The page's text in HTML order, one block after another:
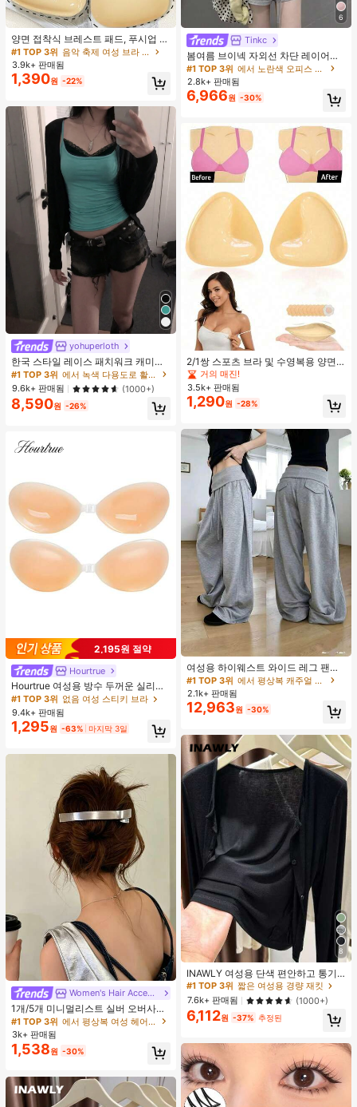
양면 접착식 브레스트 패드, 푸시업 및
리프트업 디자인, 방수 접착 컵, 브라
패딩 및 가슴 보정 제품에 적합
#1 TOP 3위
음악 축제 여성 브라 액세서리
거의 매진!
#1 TOP 3위
음악 축제 여성 브라 액세서리
거의 매진!
#1 TOP 3위
음악 축제 여성 브라 액세서리
거의 매진!
#1 TOP 3위
3.9k+ 판매됨
1,390원 -22%
yohuperloth
한국 스타일 레이스 패치워크 캐미솔
탱크 탑, Y2K 에스테틱, 스트리트웨어
캐주얼 여름
#1 TOP 3위
거의 매진!
#1 TOP 3위
에서 녹색 다용도로 활용 가능한 데일리 탑
거의 매진!
#1 TOP 3위
에서 녹색 다용도로 활용 가능한 데일리 탑
거의 매진!
#1 TOP 3위
에서 녹색 다용도로 활용 가능한 데일리 탑
9.6k+ 판매됨 (1000+)
8,590원 -26%
2,195원 절약
Hourtrue
Hourtrue 여성용 방수 두꺼운 실리콘
가슴 페탈, 작은 가슴 리프트업 & 푸시
인용, 웨딩 촬영 및 들러리용
#1 TOP 3위 없음 여성 스티키 브라
9.4k+ 판매됨
1,295원 -63% 마지막 3일
Women's Hair Accessories
1개/5개 미니멀리스트 실버 오버사이
즈 메탈 여성용 헤어 클립, 업스타일,
브레이딩, 번을 위한 프리미엄 헤어 액
세서리, 악어 헤어 클립, 솔리드 컬러
매끄러운 표면 손상 없는 헤어 클립,
계절용
#1 TOP 3위
에서 평상복 여성 헤어 액세서리
거의 매진!
#1 TOP 3위
에서 평상복 여성 헤어 액세서리
거의 매진!
#1 TOP 3위
에서 평상복 여성 헤어 액세서리
거의 매진!
#1 TOP 3위
에서 평상복 여성 헤어 액세서리
3k+ 판매됨
1,538원 -30%
6
Tinkc
봄여름 브이넥 자외선 차단 레이어링
다용도 긴팔 티셔츠 여성용 탑, 유로
썸머 옐로우
#1 TOP 3위
높은 재방문 고객
거의 매진!
#1 TOP 3위
에서 노란색 오피스 데일리 탑
높은 재방문 고객
#1 TOP 3위
에서 노란색 오피스 데일리 탑
높은 재방문 고객
#1 TOP 3위
2.8k+ 판매됨
6,966원 -30%
2/1쌍 스포츠 브라 및 수영복용 양면
접착 브라 패드
거의 매진!
3.5k+ 판매됨
1,290원 -28%
여성용 하이웨스트 와이드 레그 팬츠,
봄 드로스트링 루즈 롱 팬츠, 레이지
릴랙스드 스타일 그레이
#1 TOP 3위
에서 평상복 캐주얼 바지
거의 매진!
#1 TOP 3위
에서 평상복 캐주얼 바지
거의 매진!
#1 TOP 3위
에서 평상복 캐주얼 바지
거의 매진!
#1 TOP 3위
2.1k+ 판매됨
12,963원 -30%
8
INAWLY 여성용 단색 편안하고 통기
성 좋은 긴 소매 앞면 버튼 캐주얼 다
용도 얇은 가디건
#1 TOP 3위
짧은 여성용 경량 재킷
거의 매진!
#1 TOP 3위 짧은 여성용 경량 재킷
거의 매진!
#1 TOP 3위 짧은 여성용 경량 재킷
거의 매진!
#1 TOP 3위 짧은 여성용 경량 재킷
7.6k+ 판매됨 (1000+)
6,112원 -37% 추정된